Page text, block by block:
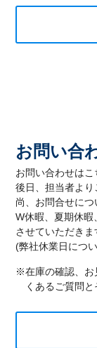
お問い合
お問い合わせはこ
後日、担当者より
尚、お問合せに
W休暇、夏期休暇
させていただきま
(弊社休業日につ
※在庫の確認、お
くあるご質問